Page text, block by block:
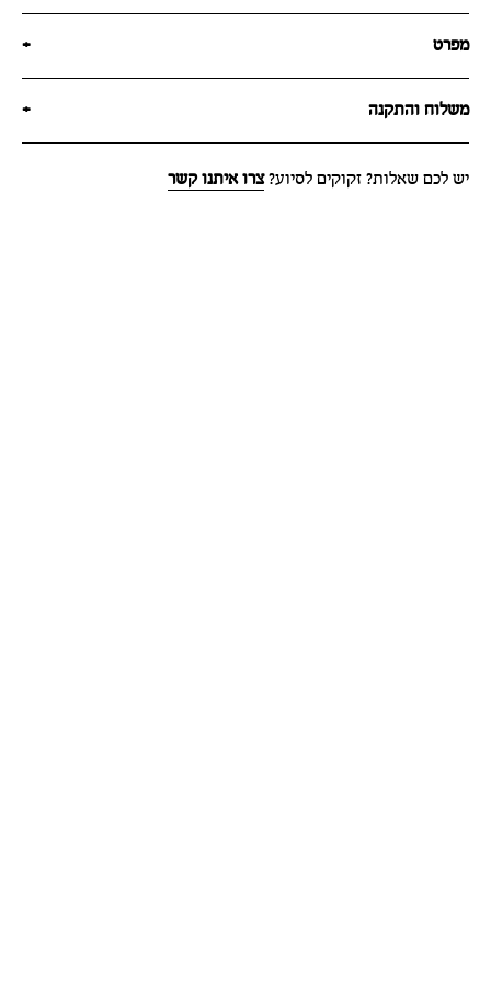
מפרט +
משלוח והתקנה +
יש לכם שאלות? זקוקים לסיוע?צרו איתנו קשר